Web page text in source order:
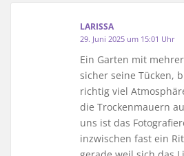
LARISSA
29. Juni 2025 um 15:01 Uhr
Ein Garten mit
sicher seine Tücken,
richtig viel
die Trockenmauern
uns ist das
inzwischen fast ein